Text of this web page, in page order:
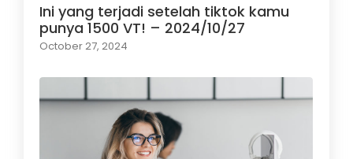
Ini yang terjadi setelah tiktok kamu
punya 1500 VT! – 2024/10/27
October 27, 2024